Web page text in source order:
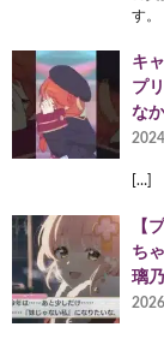
す。
キ
プ
な
[…]
【
ち
璃